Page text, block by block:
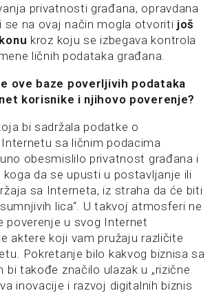
privatnosti građana, opravdana
se na ovaj način mogla otvoriti još
kroz koju se izbegava kontrola
ličnih podataka građana.
ove baze poverljivih podataka
korisnike i njihovo poverenje?
bi sadržala podatke o
sa ličnim podacima
obesmislilo privatnost građana i
koga da se upusti u postavljanje ili
sa Interneta, iz straha da će biti
lica“. U takvoj atmosferi ne
poverenje u svog Internet
aktere koji vam pružaju različite
Pokretanje bilo kakvog biznisa sa
bi takođe značilo ulazak u „rizične
inovacije i razvoj digitalnih biznis